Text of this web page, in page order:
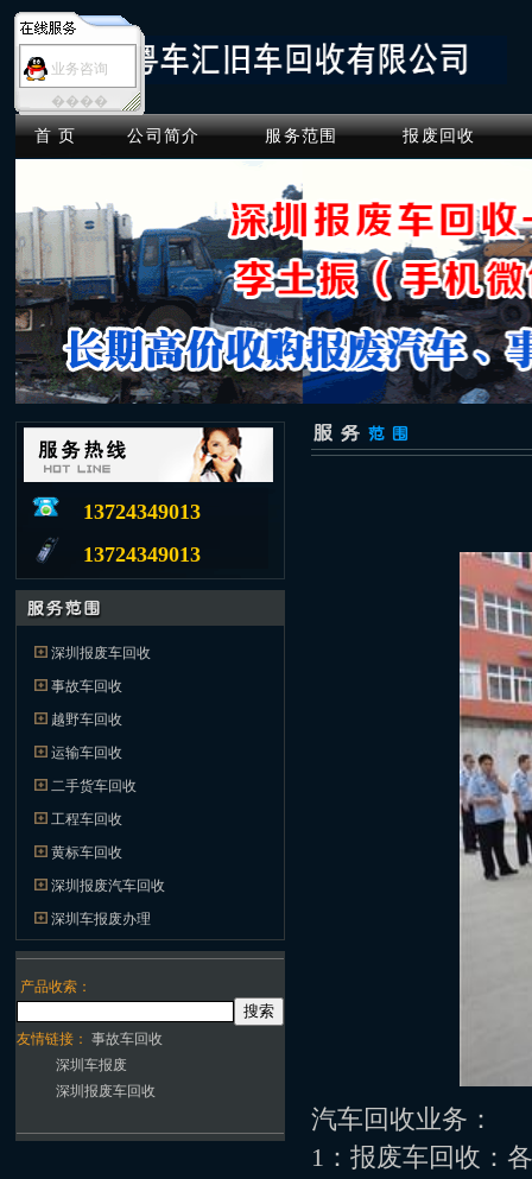
首 页 公司简介 服务范围 报废回收
业务咨询
����
13724349013
13724349013
深圳报废车回收
事故车回收
越野车回收
运输车回收
二手货车回收
工程车回收
黄标车回收
深圳报废汽车回收
深圳车报废办理
产品收索：
友情链接： 事故车回收
深圳车报废
深圳报废车回收
汽车回收业务：
1：报废车回收：